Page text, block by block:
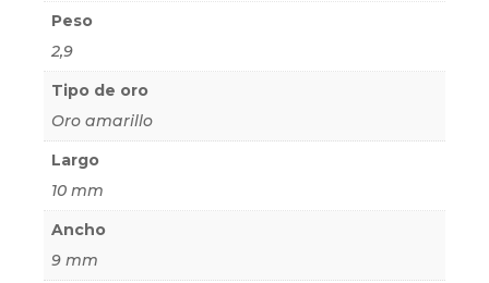
Peso
2,9
Tipo de oro
Oro amarillo
Largo
10 mm
Ancho
9 mm